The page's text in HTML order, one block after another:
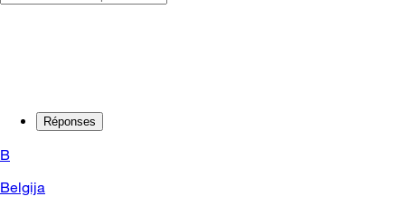
Réponses
B
Belgija